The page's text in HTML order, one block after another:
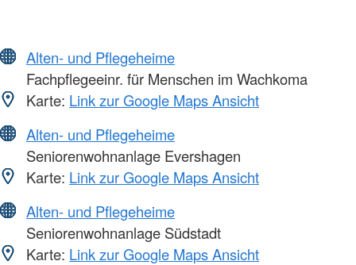
Alten- und Pflegeheime
Fachpflegeeinr. für Menschen im Wachkoma
Karte: Link zur Google Maps Ansicht
Alten- und Pflegeheime
Seniorenwohnanlage Evershagen
Karte: Link zur Google Maps Ansicht
Alten- und Pflegeheime
Seniorenwohnanlage Südstadt
Karte: Link zur Google Maps Ansicht